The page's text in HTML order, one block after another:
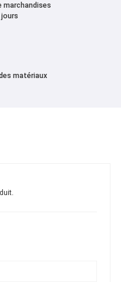
marchandises
matériaux